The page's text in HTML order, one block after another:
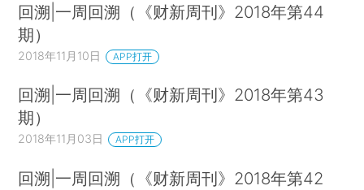
回溯|一周回溯（《财新周刊》2018年第44
期）
2018年11月10日 APP打开
回溯|一周回溯（《财新周刊》2018年第43
期）
2018年11月03日 APP打开
回溯|一周回溯（《财新周刊》2018年第42